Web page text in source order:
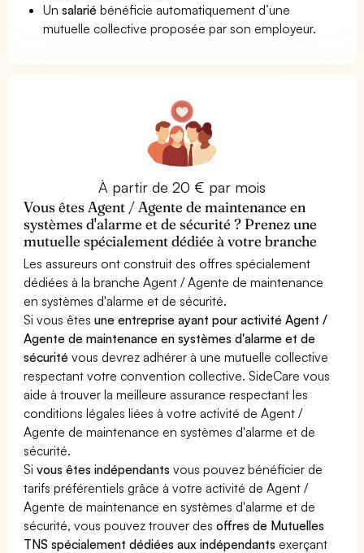
Unsalarié bénéficie automatiquement d’une
mutuelle collective proposée par son employeur.
À partir de 20 € par mois
Vous êtes Agent / Agente de maintenance en
systèmes d'alarme et de sécurité ? Prenez une
mutuelle spécialement dédiée à votre branche
Les assureurs ont construit des offres spécialement
dédiées à la branche Agent / Agente de maintenance
en systèmes d'alarme et de sécurité.
Si vous êtesune entreprise ayant pour activité Agent /
Agente de maintenance en systèmes d'alarme et de
sécurité vous devrez adhérer à une mutuelle collective
respectant votre convention collective. SideCare vous
aide à trouver la meilleure assurance respectant les
conditions légales liées à votre activité de Agent /
Agente de maintenance en systèmes d'alarme et de
sécurité.
Sivous êtes indépendants vous pouvez bénéficier de
tarifs préférentiels grâce à votre activité de Agent /
Agente de maintenance en systèmes d'alarme et de
sécurité, vous pouvez trouver desoffres de Mutuelles
TNS spécialement dédiées aux indépendants exerçant